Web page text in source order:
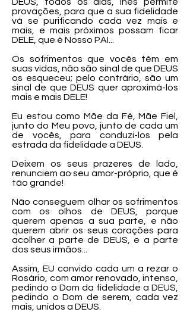
provações, para que a sua fidelidade
vá se purificando cada vez mais e
mais, e mais próximos possam ficar
DELE, que é Nosso PAI...
Os sofrimentos que vocês têm em
suas vidas, não são sinal de que DEUS
os esqueceu; pelo contrário, são um
sinal de que DEUS quer aproximá-los
mais e mais DELE!
Eu estou como Mãe da Fé, Mãe Fiel,
junto do Meu povo, junto de cada um
de vocês, para conduzi-los pela
estrada da fidelidade a DEUS.
Deixem os seus prazeres de lado,
renunciem ao seu amor-próprio, que é
tão grande!
Não conseguem olhar os sofrimentos
com os olhos de DEUS, porque
querem apenas a sua parte, e não
querem abrir os seus corações para
acolher a parte de DEUS, e a parte
dos seus irmãos...
Assim, EU convido cada um a rezar o
Rosário, com amor renovado, intenso,
pedindo o Dom da fidelidade a DEUS,
pedindo o Dom de serem, cada vez
mais, unidos a DEUS.